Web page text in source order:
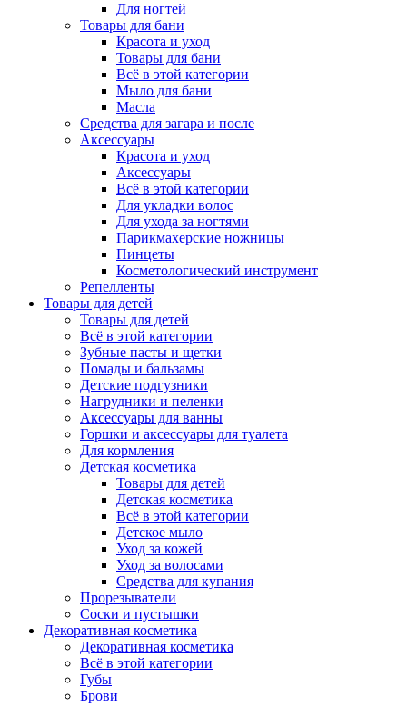
Для ногтей
Товары для бани
Красота и уход
Товары для бани
Всё в этой категории
Мыло для бани
Масла
Средства для загара и после
Аксессуары
Красота и уход
Аксессуары
Всё в этой категории
Для укладки волос
Для ухода за ногтями
Парикмахерские ножницы
Пинцеты
Косметологический инструмент
Репелленты
Товары для детей
Товары для детей
Всё в этой категории
Зубные пасты и щетки
Помады и бальзамы
Детские подгузники
Нагрудники и пеленки
Аксессуары для ванны
Горшки и аксессуары для туалета
Для кормления
Детская косметика
Товары для детей
Детская косметика
Всё в этой категории
Детское мыло
Уход за кожей
Уход за волосами
Средства для купания
Прорезыватели
Соски и пустышки
Декоративная косметика
Декоративная косметика
Всё в этой категории
Губы
Брови